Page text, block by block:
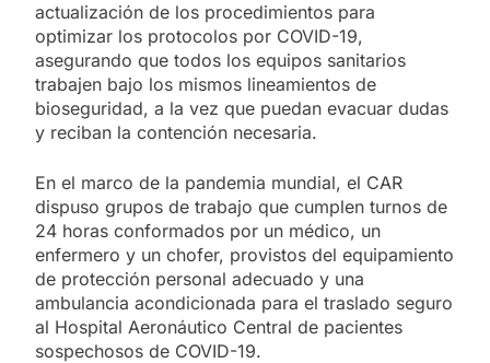
actualización de los procedimientos para
optimizar los protocolos por COVID-19,
asegurando que todos los equipos sanitarios
trabajen bajo los mismos lineamientos de
bioseguridad, a la vez que puedan evacuar dudas
y reciban la contención necesaria.
En el marco de la pandemia mundial, el CAR
dispuso grupos de trabajo que cumplen turnos de
24 horas conformados por un médico, un
enfermero y un chofer, provistos del equipamiento
de protección personal adecuado y una
ambulancia acondicionada para el traslado seguro
al Hospital Aeronáutico Central de pacientes
sospechosos de COVID-19.